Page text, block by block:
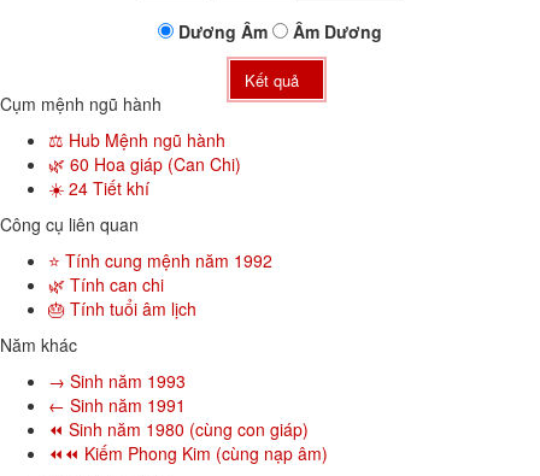
Dương Âm Âm Dương
Kết quả
Cụm mệnh ngũ hành
⚖️ Hub Mệnh ngũ hành
🌿 60 Hoa giáp (Can Chi)
☀️ 24 Tiết khí
Công cụ liên quan
⭐ Tính cung mệnh năm 1992
🌿 Tính can chi
🎂 Tính tuổi âm lịch
Năm khác
→ Sinh năm 1993
← Sinh năm 1991
⏪ Sinh năm 1980 (cùng con giáp)
⏪⏪ Kiếm Phong Kim (cùng nạp âm)